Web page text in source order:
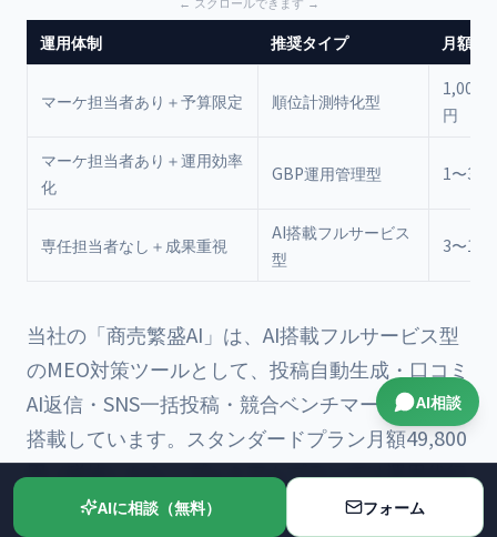
運用体制 推奨タイプ 月額目
マーケ担当者あり＋予算限定 順位計測特化型
1,000
円
マーケ担当者あり＋運用効率
化
GBP運用管理型 1〜3万
専任担当者なし＋成果重視
AI搭載フルサービス
型
3〜10
当社の「商売繁盛AI 」は、AI搭載フルサービス型
のMEO対策ツールとして、投稿自動生成・口コミ
AI返信・SNS一括投稿・競合ベンチマーク分析を
搭載しています。スタンダードプラン月額49,800
円（税抜）から、プレミアムプランでは運用代行
も含めて月額59,800円（税抜）でご利用いただけ
AIに相談（無料） フォーム
AI相談